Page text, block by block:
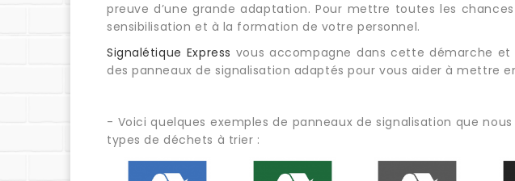
preuve d’une grande adaptation. Pour mettre toutes les
sensibilisation et à la formation de votre personnel.
Signalétique Express vous accompagne dans cette démarche et
des panneaux de signalisation adaptés pour vous aider à mettre
- Voici quelques exemples de panneaux de signalisation que
types de déchets à trier :